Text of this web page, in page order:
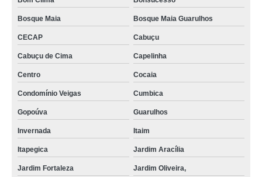
Bosque Maia Bosque Maia Guarulhos
CECAP Cabuçu
Cabuçu de Cima Capelinha
Centro Cocaia
Condomínio Veigas Cumbica
Gopoúva Guarulhos
Invernada Itaim
Itapegica Jardim Aracília
Jardim Fortaleza Jardim Oliveira,